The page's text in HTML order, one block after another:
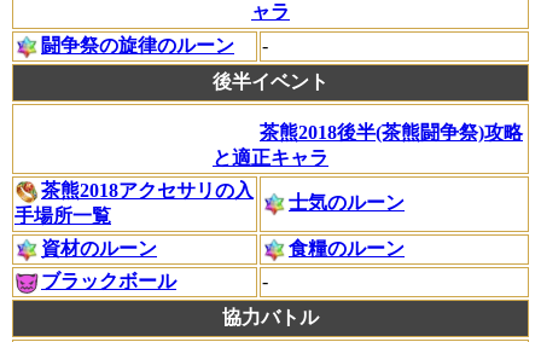
ャラ
闘争祭の旋律のルーン
-
後半イベント
茶熊2018後半(茶熊闘争祭)攻略
と適正キャラ
茶熊2018アクセサリの入
手場所一覧
士気のルーン
資材のルーン
食糧のルーン
ブラックボール
-
協力バトル